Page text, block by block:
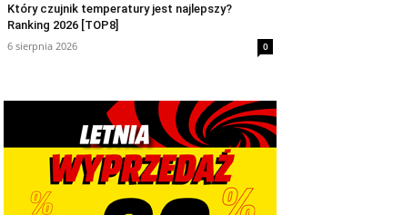
Który czujnik temperatury jest najlepszy?
Ranking 2026 [TOP8]
6 sierpnia 2026
0